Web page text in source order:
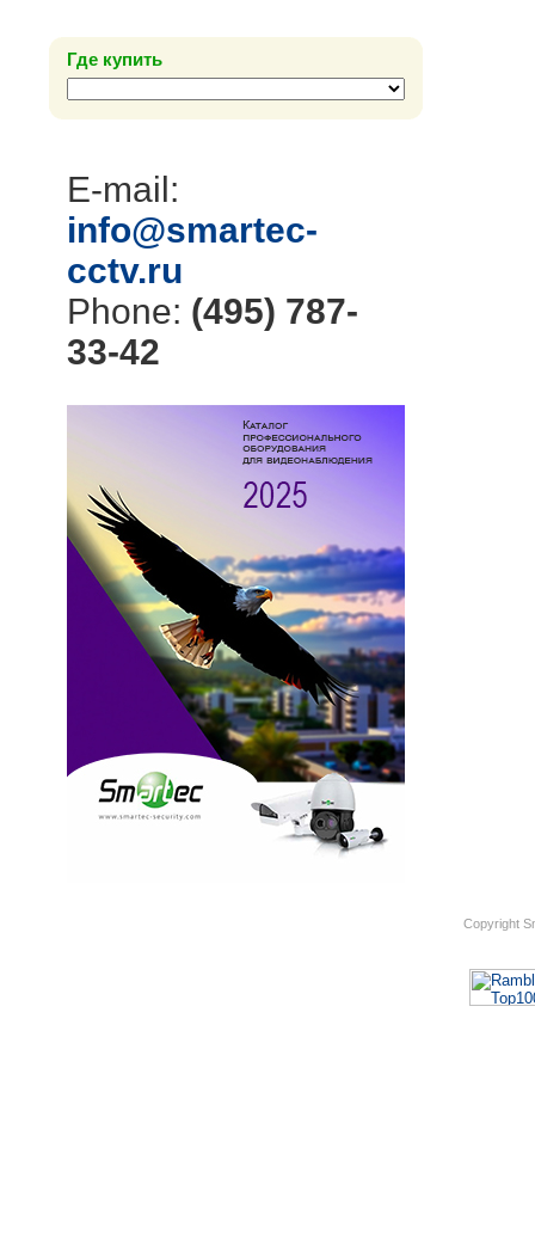
Где купить
E-mail:
info@smartec-
cctv.ru
Phone: (495) 787-
33-42
Copyright